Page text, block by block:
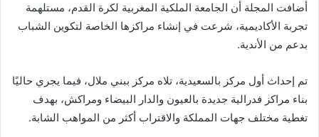
أضافت المجلة أن الجامعة الملكية المغربية لكرة القدم، مستلهمة
تجربة الأكاديمية، شرعت في إنشاء مراكزها الخاصة لتكوين الشباب
بدعم من الأندية.
تم إحداث أول مركز بالسعيدية، تلاه مركز ببني ملال، فيما يجري حاليًا
بناء مراكز فدرالية جديدة بالعيون والدار البيضاء ومراكش، بهدف
تغطية مختلف جهات المملكة والاقتراب أكثر من المواهب الشابة.